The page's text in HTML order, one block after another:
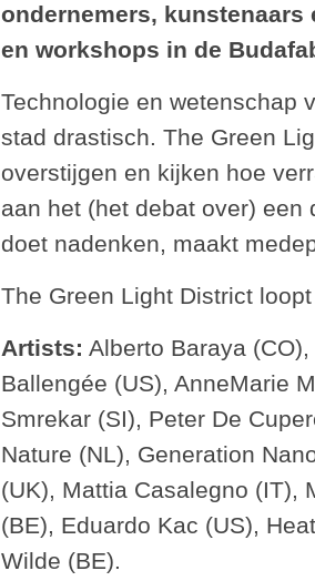
ondernemers, kunstenaars
en workshops in de
Technologie en wetenschap
stad drastisch. The Green
overstijgen en kijken hoe
aan het (het debat over)
doet nadenken, maakt
The Green Light District
Artists: Alberto Baraya
Ballengée (US), AnneMarie
Smrekar (SI), Peter De
Nature (NL), Generation
(UK), Mattia Casalegno (IT),
(BE), Eduardo Kac (US),
Wilde (BE).